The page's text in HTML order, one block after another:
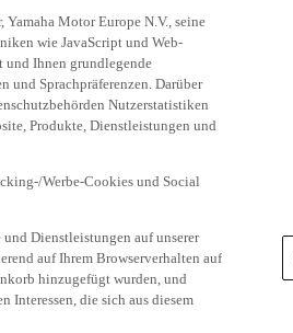
Motor Europe N.V., seine
wie JavaScript und Web-
und Ihnen grundlegende
und Sprachpräferenzen. Darüber
Nutzerstatistiken
Produkte, Dienstleistungen und
Werbe-Cookies und Social
Dienstleistungen auf unserer
auf Ihrem Browserverhalten auf
hinzugefügt wurden, und
Interessen, die sich aus diesem